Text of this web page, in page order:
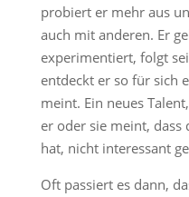
probiert er mehr aus
auch mit anderen. Er
experimentiert, folgt
entdeckt er so für sich
meint. Ein neues
er oder sie meint, dass
hat, nicht interessant
Oft passiert es dann,